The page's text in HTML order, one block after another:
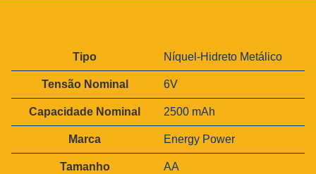
tr
V
l
o
r
Tipo Níquel-Hidreto Metálico
Tensão Nominal 6V
Capacidade Nominal 2500 mAh
Marca Energy Power
Tamanho AA